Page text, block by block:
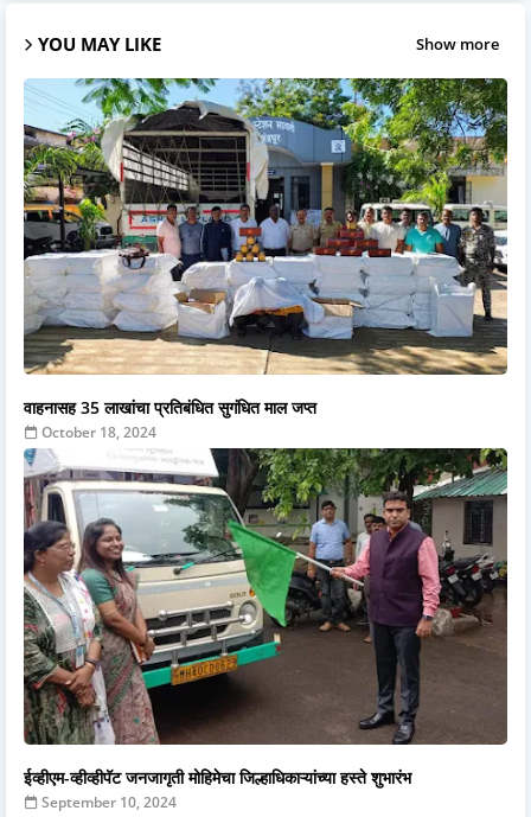
YOU MAY LIKE Show more
वाहनासह 35 लाखांचा प्रतिबंधित सुगंधित माल जप्त
October 18, 2024
ईव्हीएम-व्हीव्हीपॅट जनजागृती मोहिमेचा जिल्हाधिकाऱ्यांच्या हस्ते शुभारंभ
September 10, 2024